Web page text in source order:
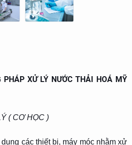
PHÁP XỬ LÝ NƯỚC THẢI HOÁ MỸ
( CƠ HỌC )
các thiết bị, máy móc nhằm xử